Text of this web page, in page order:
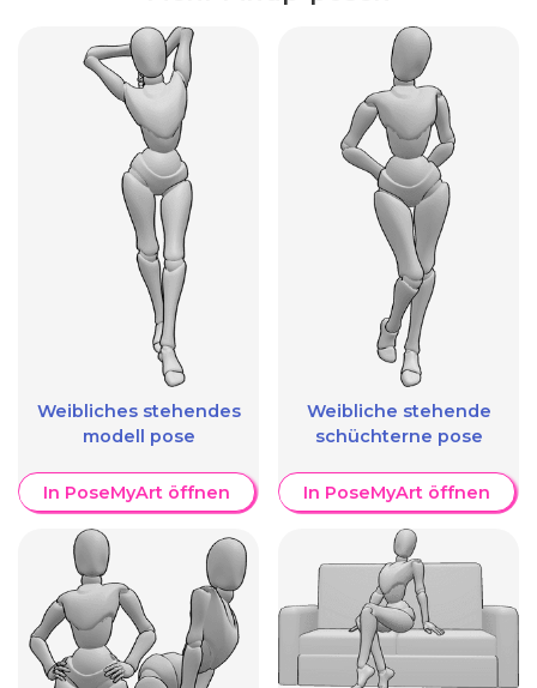
Weibliches stehendes
modell pose
In PoseMyArt öffnen
Weibliche stehende
schüchterne pose
In PoseMyArt öffnen